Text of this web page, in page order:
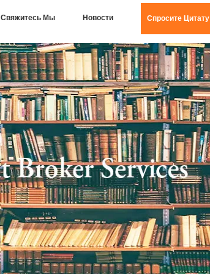
Свяжитесь Мы Новости Спросите Цитату